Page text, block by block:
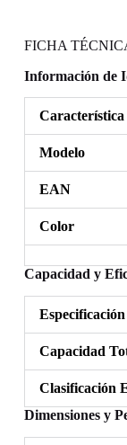
FICHA
Información de
Característica
Modelo
EAN
Color
Capacidad y
Especificación
Capacidad
Clasificación
Dimensiones y